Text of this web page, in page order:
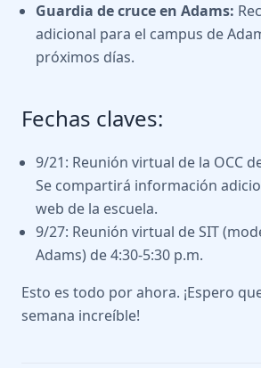
Guardia de cruce en Adams:
adicional para el campus de
próximos días.
Fechas claves:
9/21: Reunión virtual de la OCC
Se compartirá información
web de la escuela.
9/27: Reunión virtual de SIT
Adams) de 4:30-5:30 p.m.
Esto es todo por ahora. ¡Espero
semana increíble!